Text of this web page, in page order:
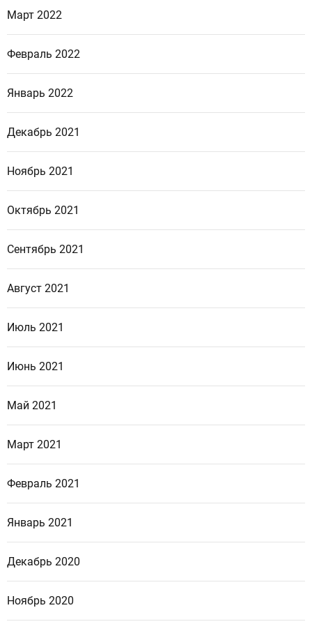
Март 2022
Февраль 2022
Январь 2022
Декабрь 2021
Ноябрь 2021
Октябрь 2021
Сентябрь 2021
Август 2021
Июль 2021
Июнь 2021
Май 2021
Март 2021
Февраль 2021
Январь 2021
Декабрь 2020
Ноябрь 2020